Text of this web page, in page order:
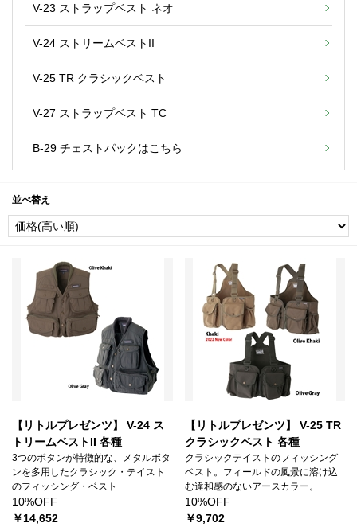
V-23 ストラップベスト ネオ
V-24 ストリームベストII
V-25 TR クラシックベスト
V-27 ストラップベスト TC
B-29 チェストパックはこちら
並べ替え
【リトルプレゼンツ】 V-24 ス
トリームベストII 各種
3つのボタンが特徴的な、メタルボタ
ンを多用したクラシック・テイスト
のフィッシング・ベスト
10%OFF
￥14,652
【リトルプレゼンツ】 V-25 TR
クラシックベスト 各種
クラシックテイストのフィッシング
ベスト。フィールドの風景に溶け込
む違和感のないアースカラー。
10%OFF
￥9,702